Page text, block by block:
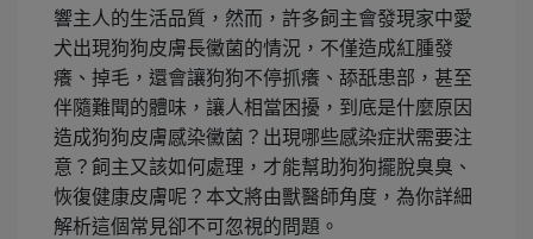
響主人的生活品質，然而，許多飼主會發現家中愛
犬出現狗狗皮膚長黴菌的情況，不僅造成紅腫發
癢、掉毛，還會讓狗狗不停抓癢、舔舐患部，甚至
伴隨難聞的體味，讓人相當困擾，到底是什麼原因
造成狗狗皮膚感染黴菌？出現哪些感染症狀需要注
意？飼主又該如何處理，才能幫助狗狗擺脫臭臭、
恢復健康皮膚呢？本文將由獸醫師角度，為你詳細
解析這個常見卻不可忽視的問題。